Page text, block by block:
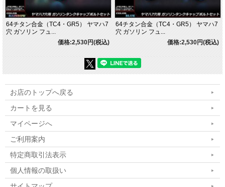
64チタン合金（TC4・GR5） ヤマハ7
穴 ガソリン フュ...
価格:2,530円(税込)
64チタン合金（TC4・GR5） ヤマハ7
穴 ガソリン フュ...
価格:2,530円(税込)
お店のトップへ戻る
カートを見る
マイページへ
ご利用案内
特定商取引法表示
個人情報の取扱い